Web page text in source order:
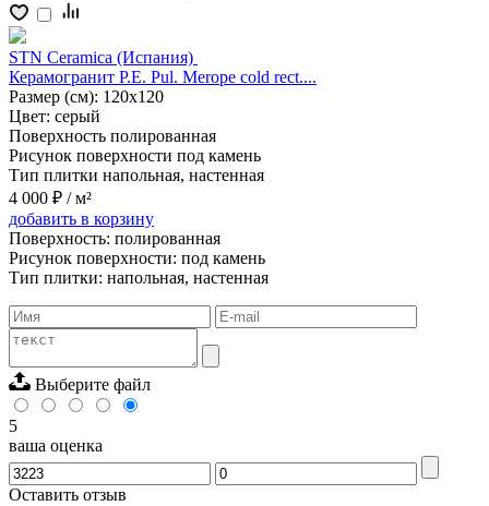
STN Ceramica (Испания)
Керамогранит P.E. Pul. Merope cold rect....
Размер (см): 120x120
Цвет: серый
Поверхность полированная
Рисунок поверхности под камень
Тип плитки напольная, настенная
4 000 ₽ / м²
добавить в корзину
Поверхность: полированная
Рисунок поверхности: под камень
Тип плитки: напольная, настенная
Выберите файл
5
ваша оценка
Оставить отзыв